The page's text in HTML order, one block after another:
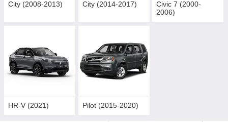
City (2008-2013) City (2014-2017)
Civic 7 (2000-
2006)
HR-V (2021) Pilot (2015-2020)